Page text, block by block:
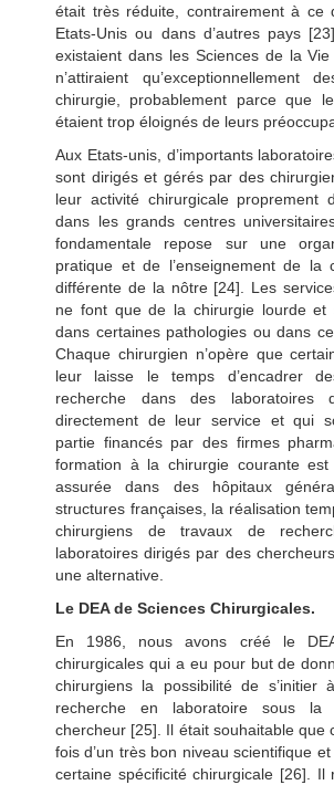
était très réduite, contrairement à ce
Etats-Unis ou dans d’autres pays
existaient dans les Sciences de la
n’attiraient qu’exceptionnellement
chirurgie, probablement parce que
étaient trop éloignés de leurs
Aux Etats-unis, d’importants
sont dirigés et gérés par des
leur activité chirurgicale proprement
dans les grands centres
fondamentale repose sur une
pratique et de l’enseignement de la
différente de la nôtre [24]. Les
ne font que de la chirurgie lourde et
dans certaines pathologies ou dans
Chaque chirurgien n’opère que
leur laisse le temps d’encadrer
recherche dans des laboratoires
directement de leur service et qui
partie financés par des firmes
formation à la chirurgie courante est
assurée dans des hôpitaux
structures françaises, la réalisation
chirurgiens de travaux de
laboratoires dirigés par des
une alternative.
Le DEA de Sciences Chirurgicales.
En 1986, nous avons créé le
chirurgicales qui a eu pour but de
chirurgiens la possibilité de s’initier
recherche en laboratoire sous la
chercheur [25]. Il était souhaitable que
fois d’un très bon niveau scientifique et
certaine spécificité chirurgicale [26]. Il